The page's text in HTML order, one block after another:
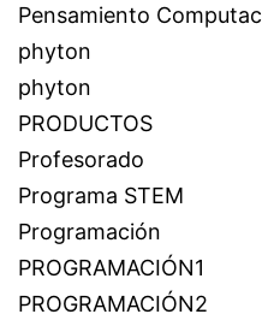
Pensamiento
phyton
phyton
PRODUCTOS
Profesorado
Programa STEM
Programación
PROGRAMACIÓN1
PROGRAMACIÓN2